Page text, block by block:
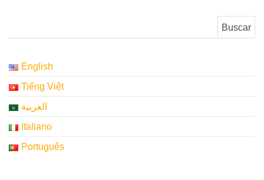
English
Tiếng Việt
العربية
Italiano
Português